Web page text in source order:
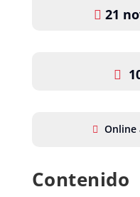
21
Online
Contenido